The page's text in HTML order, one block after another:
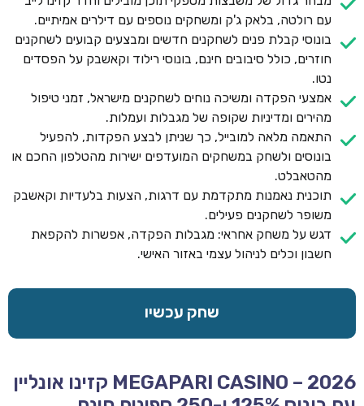
עם רולטה, בלאק ג'ק ומשחקים נוספים עם דילרים אמיתיים.
בונוסי קבלת פנים לשחקנים חדשים ומבצעים קבועים לשחקנים
חוזרים, כולל סיבובים חינם, בונוסי רילוד וקאשבק על הפסדים
נטו.
אמצעי הפקדה ומשיכה נוחים לשחקנים מישראל, זמני טיפול
מהירים ומדיניות שקופה של מגבלות ועמלות.
התאמה מלאה למובייל, כך שניתן לבצע הפקדות, להפעיל
בונוסים ולשחק במשחקים המועדפים ישירות מהטלפון החכם או
מהטאבלט.
תוכנית נאמנות מתקדמת עם דרגות, הצעות בלעדיות וקאשבק
משופר לשחקנים פעילים.
דגש על משחק אחראי: מגבלות הפקדה, אפשרות להקפאת
חשבון וכלים לניהול עצמי באזור האישי.
שחק עכשיו
MEGAPARI CASINO – 2026 קזינו אונליין